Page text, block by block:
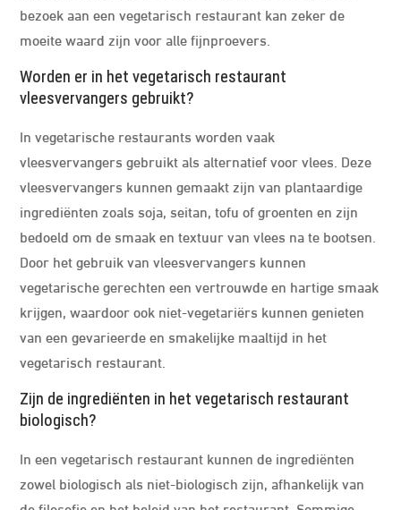
bezoek aan een vegetarisch restaurant kan zeker de
moeite waard zijn voor alle fijnproevers.
Worden er in het vegetarisch restaurant
vleesvervangers gebruikt?
In vegetarische restaurants worden vaak
vleesvervangers gebruikt als alternatief voor vlees. Deze
vleesvervangers kunnen gemaakt zijn van plantaardige
ingrediënten zoals soja, seitan, tofu of groenten en zijn
bedoeld om de smaak en textuur van vlees na te bootsen.
Door het gebruik van vleesvervangers kunnen
vegetarische gerechten een vertrouwde en hartige smaak
krijgen, waardoor ook niet-vegetariërs kunnen genieten
van een gevarieerde en smakelijke maaltijd in het
vegetarisch restaurant.
Zijn de ingrediënten in het vegetarisch restaurant
biologisch?
In een vegetarisch restaurant kunnen de ingrediënten
zowel biologisch als niet-biologisch zijn, afhankelijk van